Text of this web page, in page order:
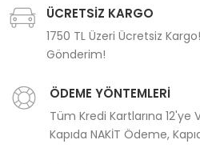
ÜCRETSİZ KARGO
1750 TL Üzeri Ücretsiz
Gönderim!
ÖDEME YÖNTEMLERİ
Tüm Kredi Kartlarına 12'ye
Kapıda NAKİT Ödeme,